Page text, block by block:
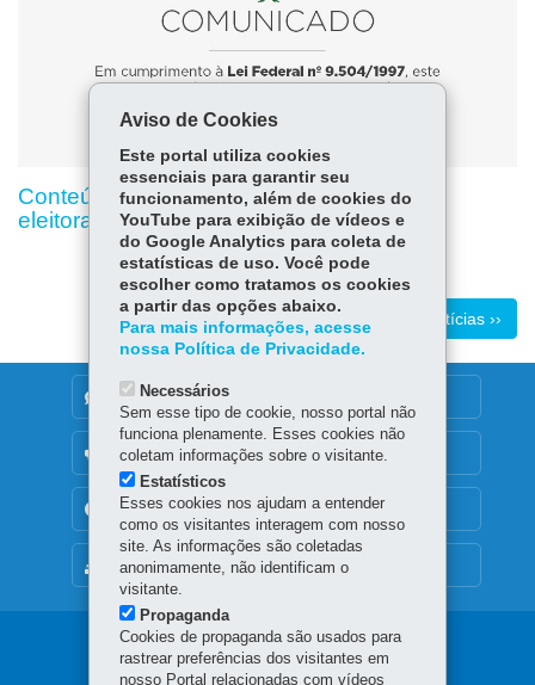
Conteúdo indisponível devido ao período
eleitoral
Mais notícias ››
MAPA DO SITE
DENUNCIE CORRUPÇÃO
OUVIDORIA
TRANSPARÊNCIA INSTITUCIONAL
Navegação
Aviso de Cookies
Este portal utiliza cookies
essenciais para garantir seu
funcionamento, além de cookies do
YouTube para exibição de vídeos e
do Google Analytics para coleta de
estatísticas de uso. Você pode
escolher como tratamos os cookies
a partir das opções abaixo.
Para mais informações, acesse
nossa Política de Privacidade.
Necessários
Sem esse tipo de cookie, nosso portal não
funciona plenamente. Esses cookies não
coletam informações sobre o visitante.
Estatísticos
Esses cookies nos ajudam a entender
como os visitantes interagem com nosso
site. As informações são coletadas
anonimamente, não identificam o
visitante.
Propaganda
Cookies de propaganda são usados para
rastrear preferências dos visitantes em
nosso Portal relacionadas com vídeos